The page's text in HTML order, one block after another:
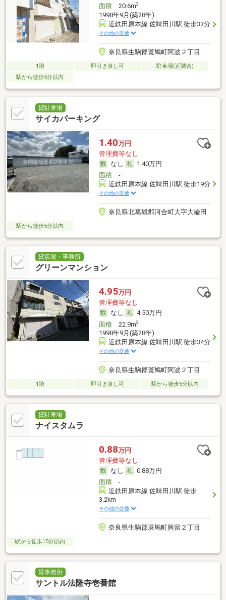
面積20.6m2
1998年9月(築28年)
近鉄田原本線 佐味田川駅 徒歩33分
その他の交通
奈良県生駒郡斑鳩町阿波２丁目
1階 即引き渡し可
駐車場(近隣含)
駅から徒歩5分以内
貸駐車場
サイカパーキング
1.40万円
管理費等なし
なし
1.40万円
面積-
近鉄田原本線 佐味田川駅 徒歩19分
その他の交通
奈良県北葛城郡河合町大字大輪田
駅から徒歩5分以内
貸店舗・事務所
グリーンマンション
4.95万円
管理費等なし
なし
4.50万円
面積22.9m2
1998年9月(築28年)
近鉄田原本線 佐味田川駅 徒歩34分
その他の交通
奈良県生駒郡斑鳩町阿波２丁目
1階 即引き渡し可 駅から徒歩5分以内
貸駐車場
ナイスタムラ
0.88万円
管理費等なし
なし
0.88万円
面積-
近鉄田原本線 佐味田川駅 徒歩
3.2km
その他の交通
奈良県生駒郡斑鳩町興留２丁目
駅から徒歩15分以内
貸事務所
サントル法隆寺壱番館